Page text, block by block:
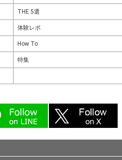
THE 5選
体験レポ
How To
特集